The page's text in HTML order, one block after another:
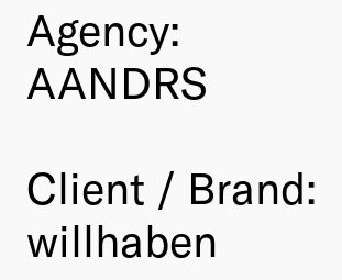
Agency:
AANDRS
Client / Brand:
willhaben